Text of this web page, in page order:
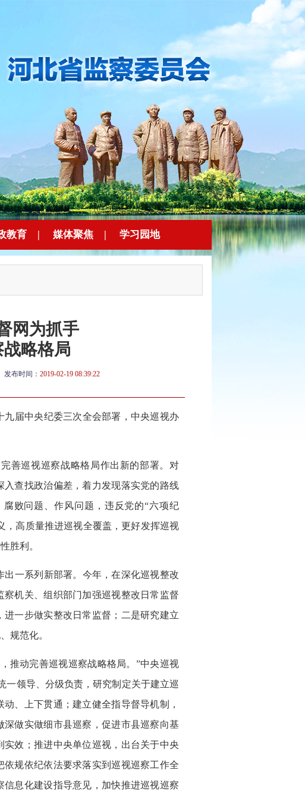
教育 | 媒体聚焦 | 学习园地
网为抓手
略格局
发布时间： 2019-02-19 08:39:22
届中央纪委三次全会部署，中央巡视办
善巡视巡察战略格局作出新的部署。对
查找政治偏差，着力发现落实党的路线
败问题、作风问题，违反党的“六项纪
，高质量推进巡视全覆盖，更好发挥巡视
胜利。
一系列新部署。今年，在深化巡视整改
机关、组织部门加强巡视整改日常监督
一步做实整改日常监督；二是研究建立
规范化。
推动完善巡视巡察战略格局。”中央巡视
一领导、分级负责，研究制定关于建立巡
、上下贯通；建立健全指导督导机制，
做实做细市县巡察，促进市县巡察向基
效；推进中央单位巡视，出台关于中央
规依纪依法要求落实到巡视巡察工作全
息化建设指导意见，加快推进巡视巡察